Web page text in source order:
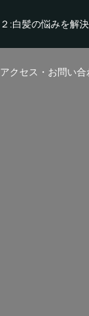
２:白髪の悩みを解
アクセス・お問い合